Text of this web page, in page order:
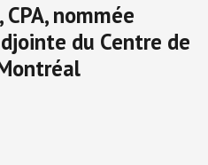
nommée
du Centre de